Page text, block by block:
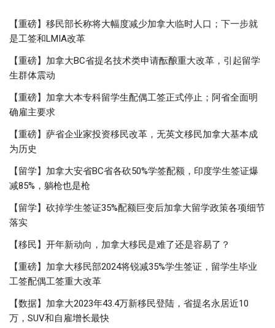
【重磅】移民部长称将大幅度减少加拿大临时人口；下一步就
是工签和LMIA改革
【重磅】加拿大BC省提名技术类申请酝酿重大改革，引起留学
生群体震动
【重磅】加拿大本专科留学生配偶工签正式停止；阿省全面明
确雇主要求
【重磅】萨省企业家投资移民改革，无英文移民加拿大基本成
为历史
【留学】加拿大安省BC省各砍50%学签配额，印度学生签证爆
减85%，躺枪也是枪
【留学】砍掉学生签证35%配额巨变后加拿大留学政策各项细节
落实
【移民】开年新动向，加拿大移民是难了还是容易了？
【重磅】加拿大移民部2024将锐减35%学生签证，留学生毕业
工签配偶工签重大改革
【数据】加拿大2023年43.4万新移民登陆，省提名永居近10
万，SUV和自雇增长最快